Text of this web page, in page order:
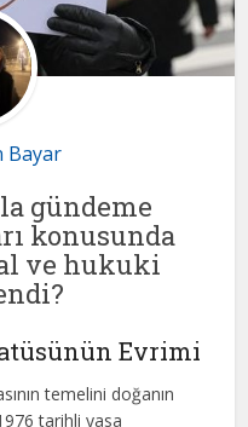
Bayar
gündeme
konusunda
ve hukuki
Evrimi
temelini doğanın
tarihli yasa